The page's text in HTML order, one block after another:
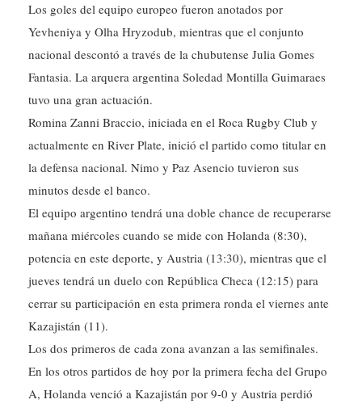
Los goles del equipo europeo fueron anotados por
Yevheniya y Olha Hryzodub, mientras que el conjunto
nacional descontó a través de la chubutense Julia Gomes
Fantasia. La arquera argentina Soledad Montilla Guimaraes
tuvo una gran actuación.
Romina Zanni Braccio, iniciada en el Roca Rugby Club y
actualmente en River Plate, inició el partido como titular en
la defensa nacional. Nimo y Paz Asencio tuvieron sus
minutos desde el banco.
El equipo argentino tendrá una doble chance de recuperarse
mañana miércoles cuando se mide con Holanda (8:30),
potencia en este deporte, y Austria (13:30), mientras que el
jueves tendrá un duelo con República Checa (12:15) para
cerrar su participación en esta primera ronda el viernes ante
Kazajistán (11).
Los dos primeros de cada zona avanzan a las semifinales.
En los otros partidos de hoy por la primera fecha del Grupo
A, Holanda venció a Kazajistán por 9-0 y Austria perdió